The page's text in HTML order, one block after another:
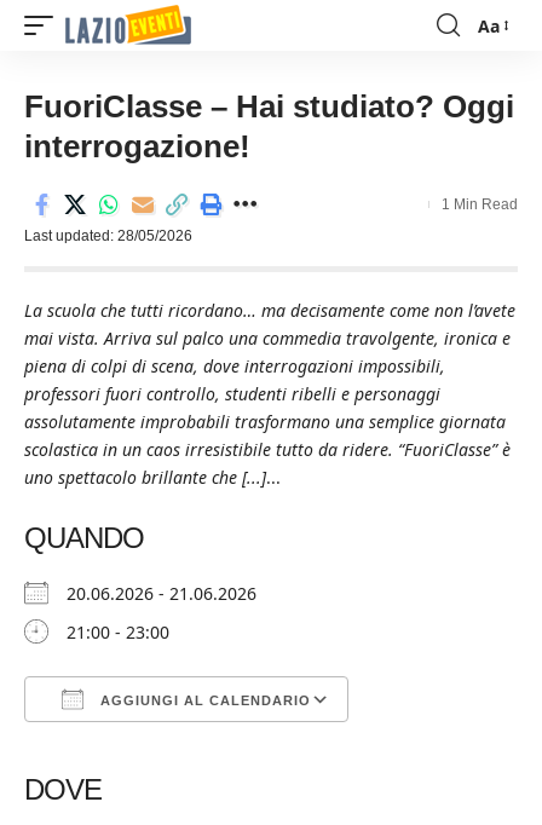
Font
Aa
FuoriClasse – Hai studiato? Oggi
interrogazione!
Last updated: 28/05/2026
1 Min Read
La scuola che tutti ricordano… ma decisamente come non l’avete
mai vista. Arriva sul palco una commedia travolgente, ironica e
piena di colpi di scena, dove interrogazioni impossibili,
professori fuori controllo, studenti ribelli e personaggi
assolutamente improbabili trasformano una semplice giornata
scolastica in un caos irresistibile tutto da ridere. “FuoriClasse” è
uno spettacolo brillante che [...]...
QUANDO
20.06.2026 - 21.06.2026
21:00 - 23:00
AGGIUNGI AL CALENDARIO
DOVE